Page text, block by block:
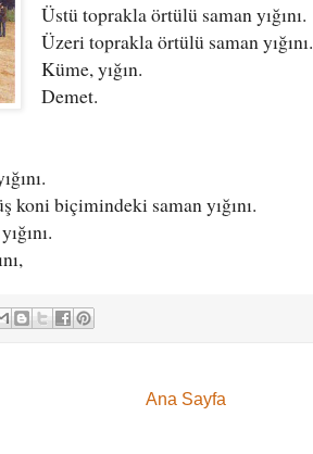
Üstü toprakla örtülü saman yığını.
Üzeri toprakla örtülü saman yığını.
Küme, yığın.
Demet.
koni biçimindeki saman yığını.
Ana Sayfa